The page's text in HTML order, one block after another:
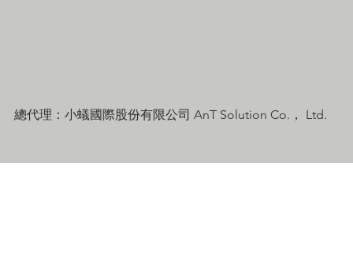
總代理：小蟻國際股份有限公司 AnT Solution Co.， Ltd.